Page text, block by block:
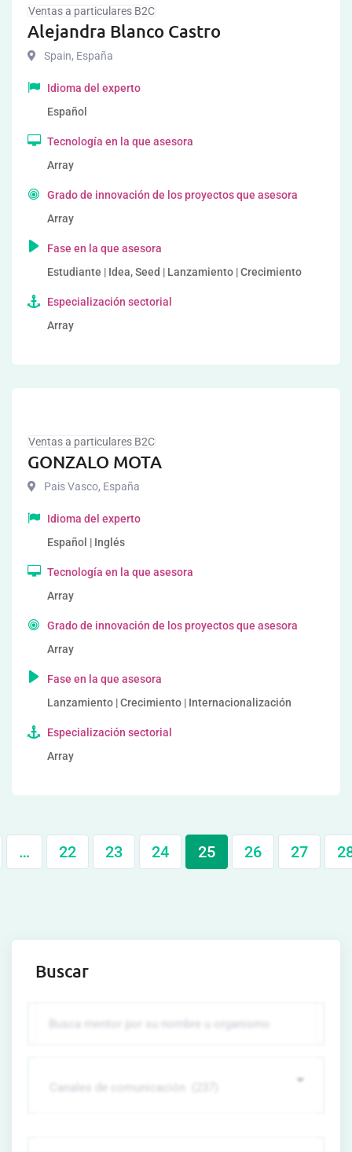
Ventas a particulares B2C
Alejandra Blanco Castro
Spain, España
Idioma del experto
Español
Tecnología en la que asesora
Array
Grado de innovación de los proyectos que asesora
Array
Fase en la que asesora
Estudiante | Idea, Seed | Lanzamiento | Crecimiento
Especialización sectorial
Array
Ventas a particulares B2C
GONZALO MOTA
Pais Vasco, España
Idioma del experto
Español | Inglés
Tecnología en la que asesora
Array
Grado de innovación de los proyectos que asesora
Array
Fase en la que asesora
Lanzamiento | Crecimiento | Internacionalización
Especialización sectorial
Array
… 22 23 24 25 26 27
Buscar